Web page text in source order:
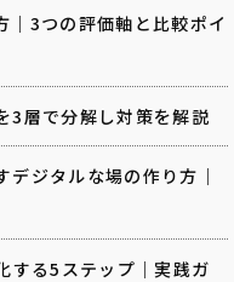
｜3つの評価軸と比較ポイ
3層で分解し対策を解説
ジタルな場の作り方｜
する5ステップ｜実践ガ